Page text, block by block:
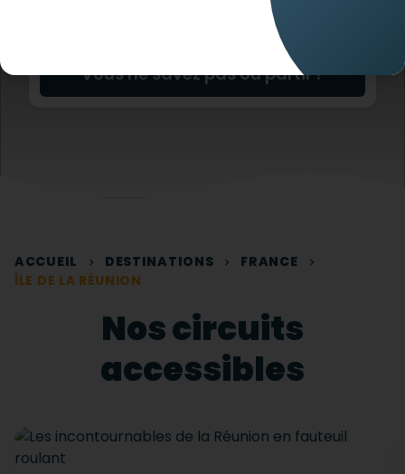
Vous ne savez pas où partir ?
ACCUEIL DESTINATIONS
FRANCE
ÎLE DE LA RÉUNION
Nos circuits
accessibles